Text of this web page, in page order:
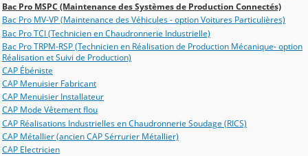
Bac Pro MSPC (Maintenance des Systèmes de Production Connectés)
Bac Pro MV-VP (Maintenance des Véhicules - option Voitures Particulières)
Bac Pro TCI (Technicien en Chaudronnerie Industrielle)
Bac Pro TRPM-RSP (Technicien en Réalisation de Production Mécanique- option
Réalisation et Suivi de Production)
CAP Ébéniste
CAP Menuisier Fabricant
CAP Menuisier Installateur
CAP Mode Vêtement flou
CAP Réalisations Industrielles en Chaudronnerie Soudage (RICS)
CAP Métallier (ancien CAP Sérrurier Métallier)
CAP Electricien